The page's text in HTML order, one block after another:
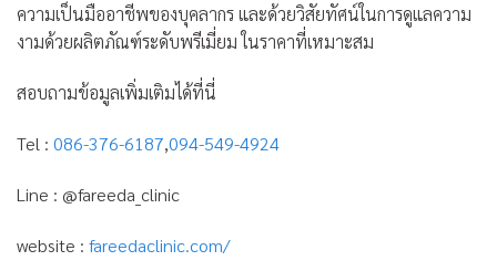
ความเป็นมืออาชีพของบุคลากร และด้วยวิสัยทัศน์ในการดูแลความ
งามด้วยผลิตภัณฑ์ระดับพรีเมี่ยม ในราคาที่เหมาะสม
สอบถามข้อมูลเพิ่มเติมได้ที่นี่
Tel : 086-376-6187,094-549-4924
Line : @fareeda_clinic
website : fareedaclinic.com/